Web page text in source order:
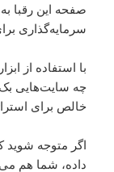
صفحه این رقبا
سرمایه‌گذاری
با استفاده از
چه سایت‌هایی بک
خالص برای
اگر متوجه شوید
داده، شما هم